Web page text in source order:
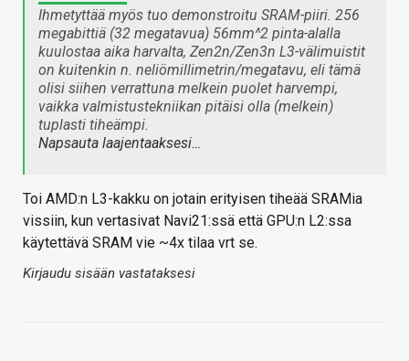
Ihmetyttää myös tuo demonstroitu SRAM-piiri. 256
megabittiä (32 megatavua) 56mm^2 pinta-alalla
kuulostaa aika harvalta, Zen2n/Zen3n L3-välimuistit
on kuitenkin n. neliömillimetrin/megatavu, eli tämä
olisi siihen verrattuna melkein puolet harvempi,
vaikka valmistustekniikan pitäisi olla (melkein)
tuplasti tiheämpi.
Napsauta laajentaaksesi…
Toi AMD:n L3-kakku on jotain erityisen tiheää SRAMia
vissiin, kun vertasivat Navi21:ssä että GPU:n L2:ssa
käytettävä SRAM vie ~4x tilaa vrt se.
Kirjaudu sisään vastataksesi